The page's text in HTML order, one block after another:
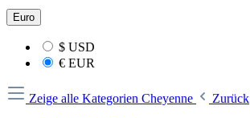
Euro
$ USD
€ EUR
Zeige alle Kategorien Cheyenne
Zurück